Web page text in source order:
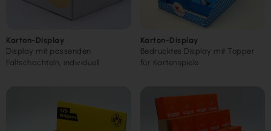
Karton-Display
Display mit passenden
Faltschachteln, individuell
Karton-Display
Bedrucktes Display mit Topper
für Kartenspiele